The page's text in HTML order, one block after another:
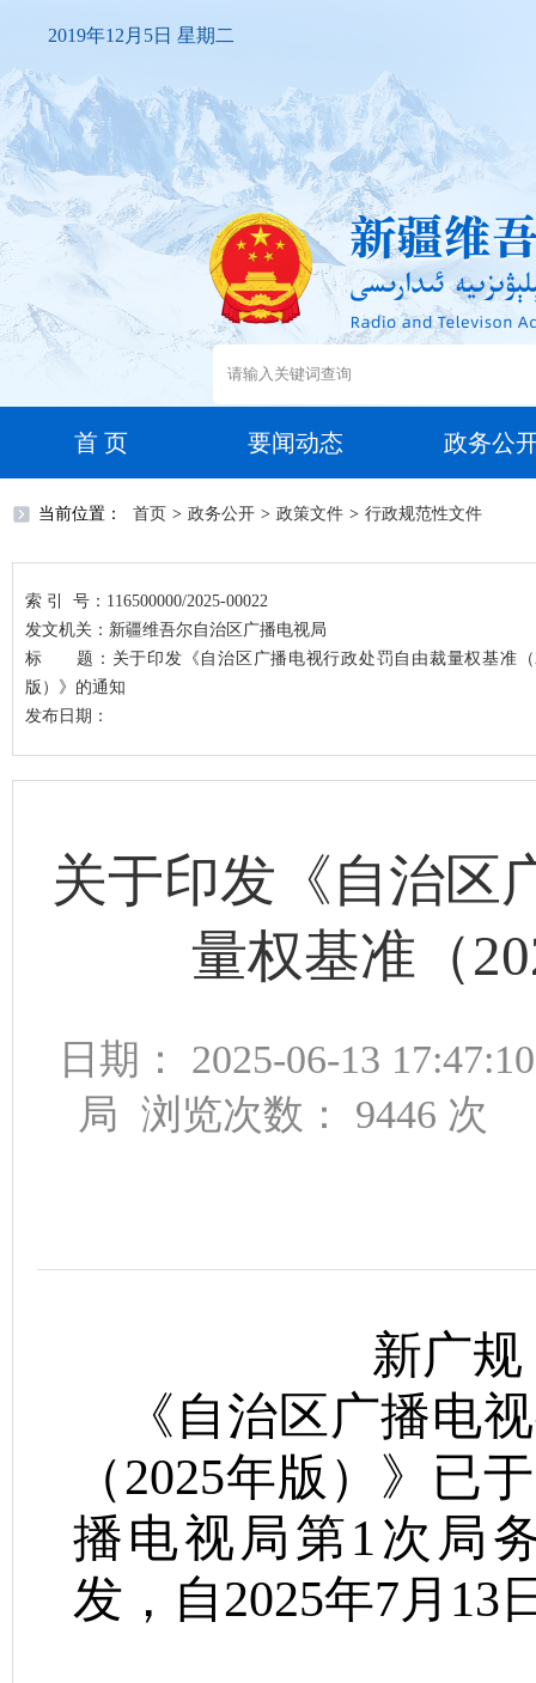
2019年12月5日 星期二
首 页 要闻动态 政务公
当前位置： 首页 > 政务公开 > 政策文件 > 行政规范性文件
索 引 号： 116500000/2025-00022
发文机关： 新疆维吾尔自治区广播电视局
标 题： 关于印发《自治区广播电视行政处罚自由裁量权基准（
版）》的通知
发布日期：
关于印发《自治区
量权基准（
日期： 2025-06-13
局 浏览次数： 9446 次
新广规
《自治区广播电
（2025年版 ） 》已于
播电视局第1次局
发，自2025年7月13